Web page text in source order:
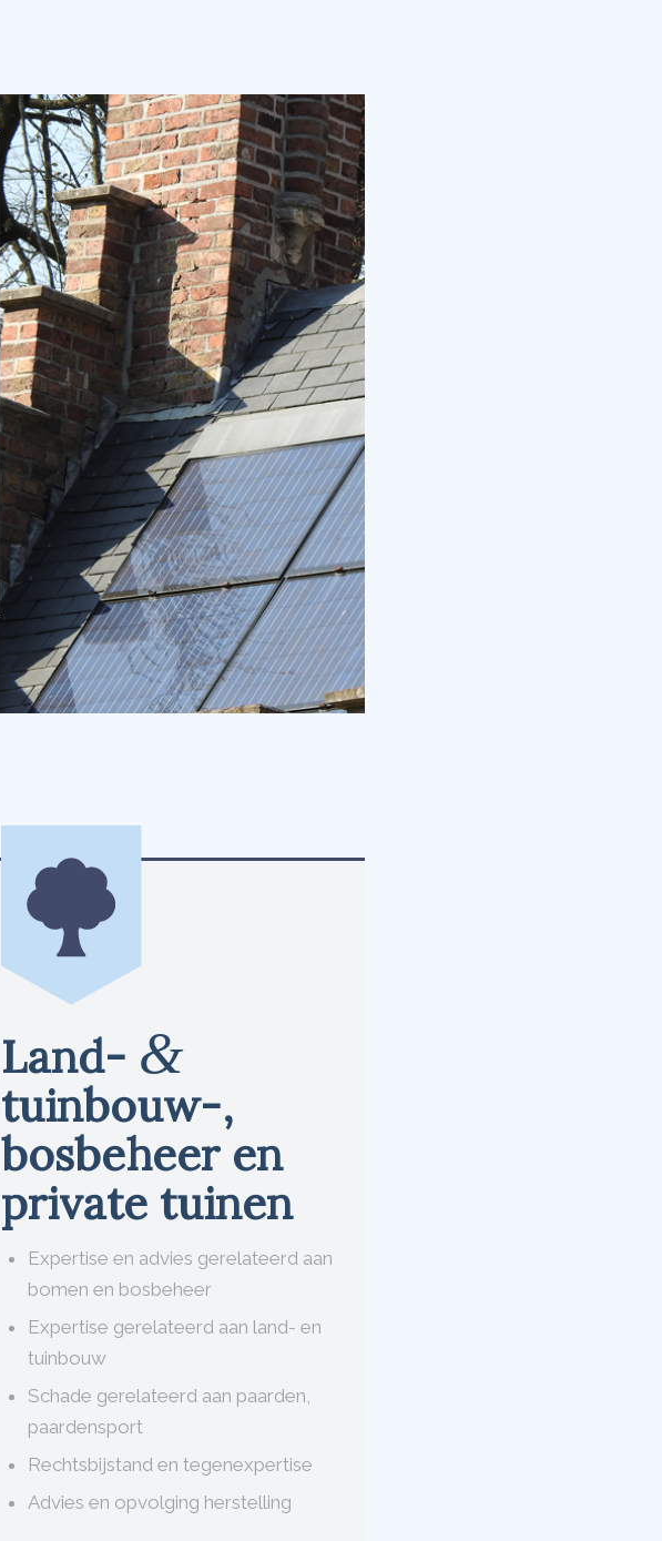
Land- &
tuinbouw-,
bosbeheer en
private tuinen
Expertise en advies gerelateerd aan
bomen en bosbeheer
Expertise gerelateerd aan land- en
tuinbouw
Schade gerelateerd aan paarden,
paardensport
Rechtsbijstand en tegenexpertise
Advies en opvolging herstelling